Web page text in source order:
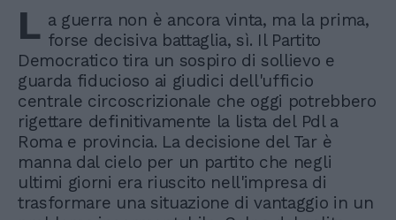
L a guerra non è ancora vinta, ma la prima,
forse decisiva battaglia, sì. Il Partito
Democratico tira un sospiro di sollievo e
guarda fiducioso ai giudici dell'ufficio
centrale circoscrizionale che oggi potrebbero
rigettare definitivamente la lista del Pdl a
Roma e provincia. La decisione del Tar è
manna dal cielo per un partito che negli
ultimi giorni era riuscito nell'impresa di
trasformare una situazione di vantaggio in un